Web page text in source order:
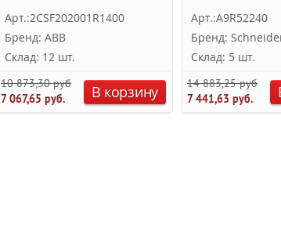
Арт.:2CSF202001R1400
Бренд: ABB
Склад: 12 шт.
10 873,30 руб.
7 067,65 руб.
В корзину
Арт.:A9R52240
Бренд:
Склад: 5 шт.
14 883,25 руб.
7 441,63 руб.